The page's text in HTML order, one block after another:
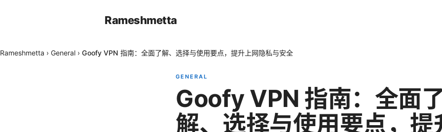
Rameshmetta
Rameshmetta › General › Goofy VPN 指南：全面了解、选择与使用要点，提升上网隐私与安全
GENERAL
Goofy VPN 指南：全面
解、选择与使用要点，提